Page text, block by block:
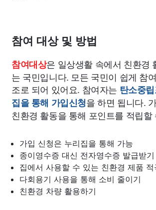
참여 대상 및 방법
참여대상은 일상생활 속에서 친환경
는 국민입니다. 모든 국민이 쉽게 참
조로 되어 있어요. 참여자는 탄소중
집을 통해 가입신청을 하면 됩니다.
친환경 활동을 통해 포인트를 적립할
가입 신청은 누리집을 통해 가능
종이영수증 대신 전자영수증 발급받기
집에서 사용할 수 있는 친환경 제품 적
다회용기 사용을 통해 소비 줄이기
친환경 차량 활용하기